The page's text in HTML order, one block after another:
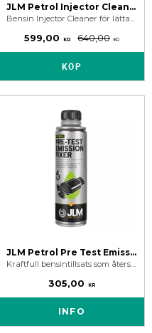
JLM Petrol Injector Cleaner 4-pack
Bensin Injector Cleaner för lättare rengöring och underhåll av bensin spridare i bensinmotorn. 4-pack till rabatterat pris.
599,00 KR 640,00 KR
KÖP
JLM Petrol Pre Test Emission Fixer - Bensintillsats
Kraftfull bensintillsats som återställer snabbt katalysatorns korrekta funktion samt snabb avgasutsläppsminskning.
305,00 KR
INFO